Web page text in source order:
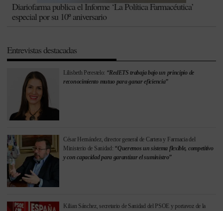
Diariofarma publica el Informe ‘La Política Farmacéutica’
especial por su 10º aniversario
Entrevistas destacadas
Lilisbeth Perestelo: “RedETS trabaja bajo un principio de
reconocimiento mutuo para ganar eficiencia”
César Hernández, director general de Cartera y Farmacia del
Ministerio de Sanidad: “Queremos un sistema flexible, competitivo
y con capacidad para garantizar el suministro”
Kilian Sánchez, secretario de Sanidad del PSOE y portavoz de la